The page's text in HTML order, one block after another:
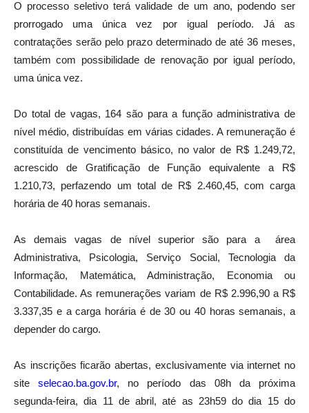
O processo seletivo terá validade de um ano, podendo ser
prorrogado uma única vez por igual período. Já as
contratações serão pelo prazo determinado de até 36 meses,
também com possibilidade de renovação por igual período,
uma única vez.
Do total de vagas, 164 são para a função administrativa de
nível médio, distribuídas em várias cidades. A remuneração é
constituída de vencimento básico, no valor de R$ 1.249,72,
acrescido de Gratificação de Função equivalente a R$
1.210,73, perfazendo um total de R$ 2.460,45, com carga
horária de 40 horas semanais.
As demais vagas de nível superior são para a área
Administrativa, Psicologia, Serviço Social, Tecnologia da
Informação, Matemática, Administração, Economia ou
Contabilidade. As remunerações variam de R$ 2.996,90 a R$
3.337,35 e a carga horária é de 30 ou 40 horas semanais, a
depender do cargo.
As inscrições ficarão abertas, exclusivamente via internet no
siteselecao.ba.gov.br, no período das 08h da próxima
segunda-feira, dia 11 de abril, até as 23h59 do dia 15 do